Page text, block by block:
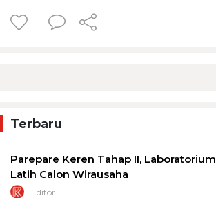
Terbaru
Parepare Keren Tahap II, Laboratorium
Latih Calon Wirausaha
Editor